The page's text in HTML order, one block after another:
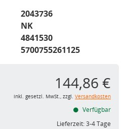
2043736
NK
4841530
5700755261125
144,86 €
inkl. gesetzl. MwSt., zzgl. Versandkosten
Verfügbar
Lieferzeit:3-4 Tage